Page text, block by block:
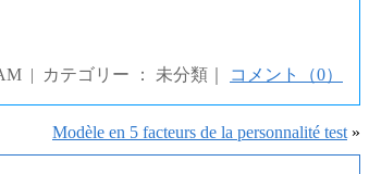
| カテゴリー ： 未分類｜ コメント（0）
Modèle en 5 facteurs de la personnalité test »